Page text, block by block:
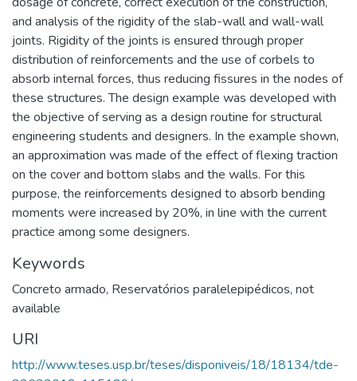
and analysis of the rigidity of the slab-wall and wall-wall
joints. Rigidity of the joints is ensured through proper
distribution of reinforcements and the use of corbels to
absorb internal forces, thus reducing fissures in the nodes of
these structures. The design example was developed with
the objective of serving as a design routine for structural
engineering students and designers. In the example shown,
an approximation was made of the effect of flexing traction
on the cover and bottom slabs and the walls. For this
purpose, the reinforcements designed to absorb bending
moments were increased by 20%, in line with the current
practice among some designers.
Keywords
Concreto armado, Reservatórios paralelepipédicos, not
available
URI
http://www.teses.usp.br/teses/disponiveis/18/18134/tde-